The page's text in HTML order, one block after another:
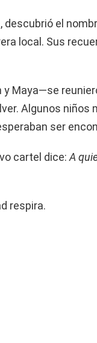
el
local. Sus
Maya—se
Algunos niños
ser
cartel dice: A
respira.